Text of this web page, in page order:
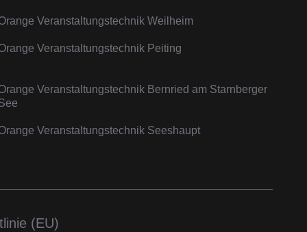
Veranstaltungstechnik Weilheim
Veranstaltungstechnik Peiting
Veranstaltungstechnik Bernried am Starnberger
Veranstaltungstechnik Seeshaupt
(EU)